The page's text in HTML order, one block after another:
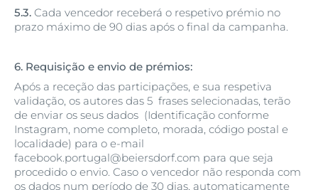
5.3. Cada vencedor receberá o respetivo prémio no
prazo máximo de 90 dias após o final da campanha.
6. Requisição e envio de prémios:
Após a receção das participações, e sua respetiva
validação, os autores das 5 frases selecionadas, terão
de enviar os seus dados (Identificação conforme
Instagram, nome completo, morada, código postal e
localidade) para o e-mail
facebook.portugal@beiersdorf.com para que seja
procedido o envio. Caso o vencedor não responda com
os dados num período de 30 dias, automaticamente